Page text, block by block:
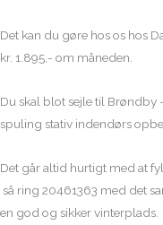
Det kan du gøre hos os hos
kr. 1.895,- om måneden.
Du skal blot sejle til Brøndby
spuling stativ indendørs
Det går altid hurtigt med at
så ring 20461363 med det
en god og sikker vinterplads.